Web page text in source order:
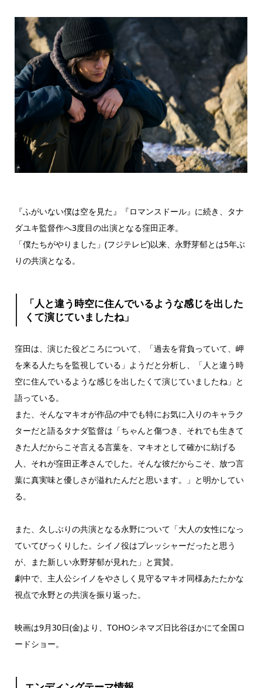
『ふがいない僕は空を⾒た』『ロマンスドール』に続き、タナ
ダユキ監督作へ3度⽬の出演となる窪⽥正孝。
「僕たちがやりました」(フジテレビ)以来、永野芽郁とは5年ぶ
りの共演となる。
「⼈と違う時空に住んでいるような感じを出した
くて演じていましたね」
窪⽥は、演じた役どころについて、「過去を背負っていて、岬
を来る⼈たちを監視している」ようだと分析し、「⼈と違う時
空に住んでいるような感じを出したくて演じていましたね」と
語っている。
また、そんなマキオが作品の中でも特にお気に⼊りのキャラク
ターだと語るタナダ監督は「ちゃんと傷つき、それでも⽣きて
きた⼈だからこそ⾔える⾔葉を、マキオとして確かに紡げる
⼈、それが窪⽥正孝さんでした。そんな彼だからこそ、放つ⾔
葉に真実味と優しさが溢れたんだと思います。」と明かしてい
る。
また、久しぶりの共演となる永野について「⼤⼈の⼥性になっ
ていてびっくりした。シイノ役はプレッシャーだったと思う
が、また新しい永野芽郁が⾒れた」と賞賛。
劇中で、主⼈公シイノをやさしく⾒守るマキオ同様あたたかな
視点で永野との共演を振り返った。
映画は9月30日(金)より、TOHOシネマズ日比谷ほかにて全国ロ
ードショー。